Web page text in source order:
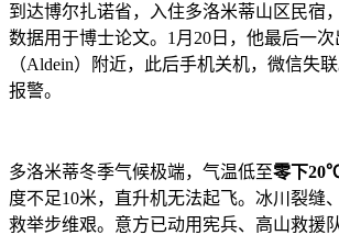
到达博尔扎诺省，入住多洛米蒂山区民宿
数据用于博士论文。1月20日，他最后一
（Aldein）附近，此后手机关机，微信失
报警。
多洛米蒂冬季气候极端，气温低至零下
度不足10米，直升机无法起飞。冰川裂缝
救举步维艰。意方已动用宪兵、高山救援